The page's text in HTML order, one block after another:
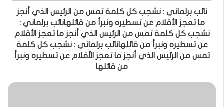
نائب برلماني : نشجب كل كلمة تمس من الرئيس الذي أنجز
ما تعجز الأقلام عن تسطيره ونبرأ من قائلهانائب برلماني :
نشجب كل كلمة تمس من الرئيس الذي أنجز ما تعجز الأقلام
عن تسطيره ونبرأ من قائلهانائب برلماني : نشجب كل كلمة
تمس من الرئيس الذي أنجز ما تعجز الأقلام عن تسطيره ونبرأ
من قائلها